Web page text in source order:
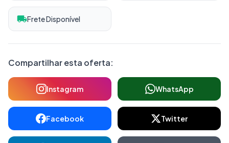
Frete Disponível
Compartilhar esta oferta:
Instagram WhatsApp
Facebook Twitter